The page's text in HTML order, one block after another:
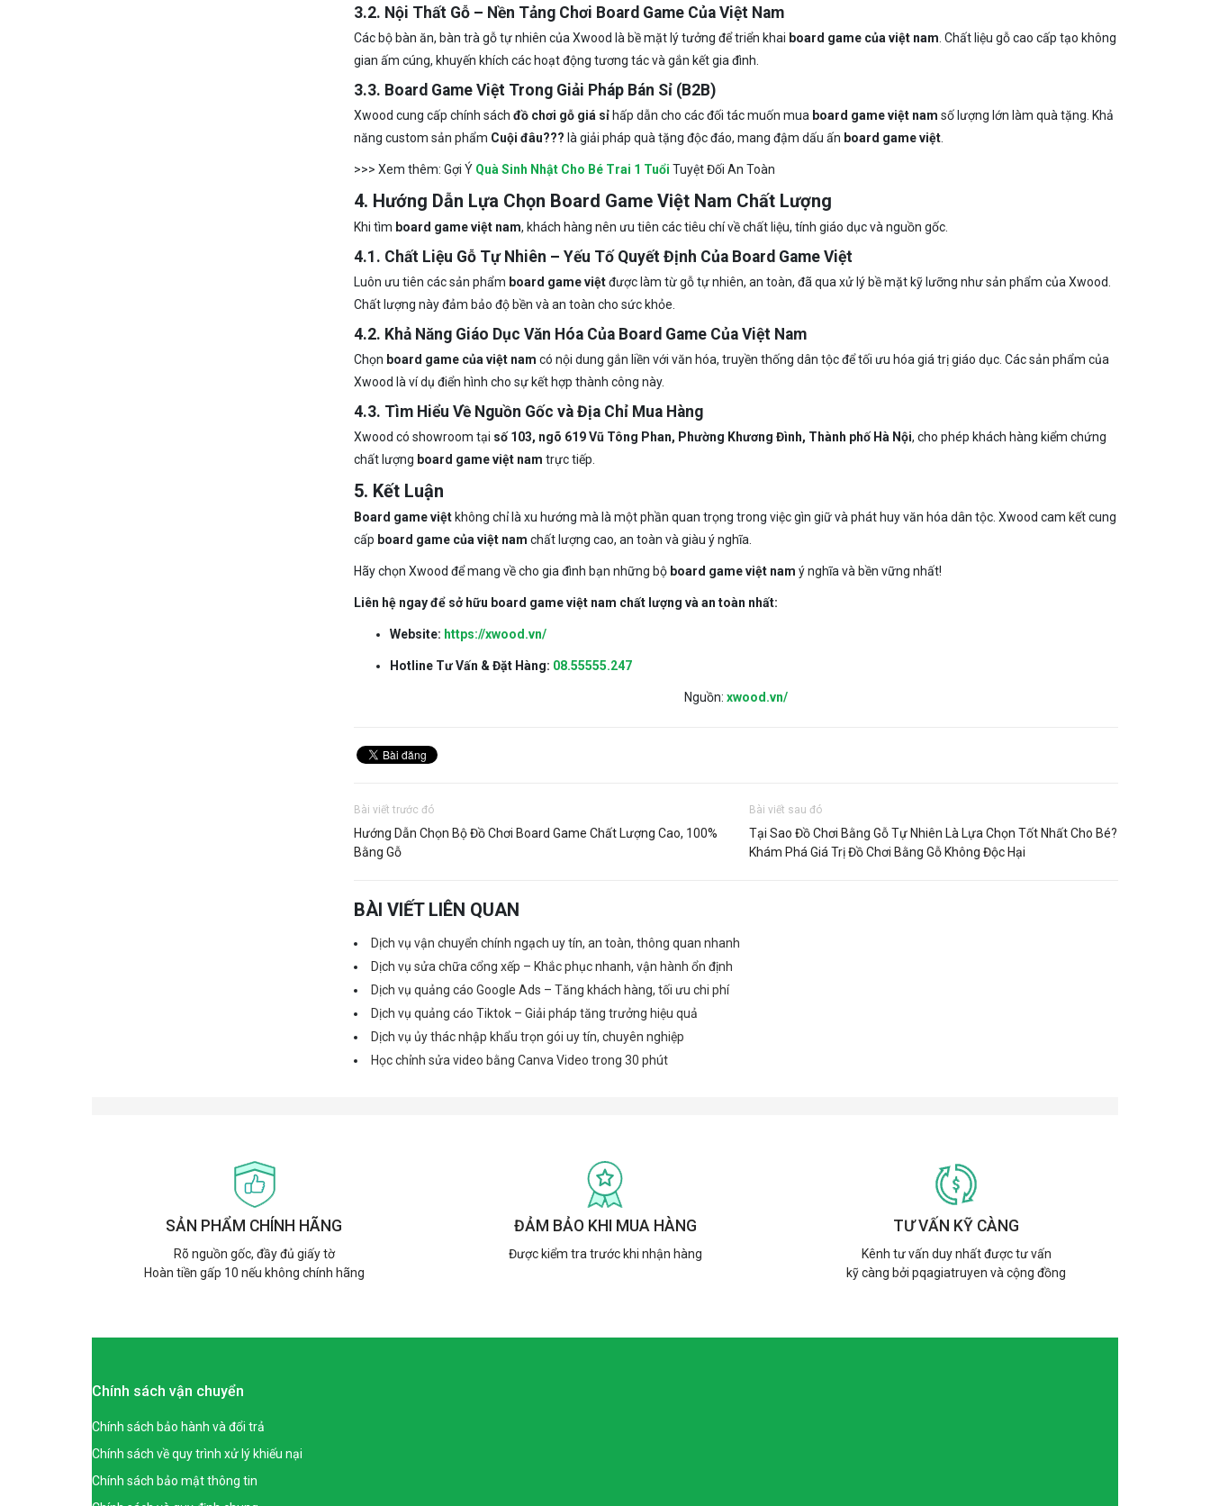
3.2. Nội Thất Gỗ – Nền Tảng Chơi Board Game Của Việt Nam
Các bộ bàn ăn, bàn trà gỗ tự nhiên của Xwood là bề mặt lý tưởng để triển khai board game của việt nam . Chất liệu gỗ cao cấp tạo không
gian ấm cúng, khuyến khích các hoạt động tương tác và gắn kết gia đình.
3.3. Board Game Việt Trong Giải Pháp Bán Sỉ (B2B)
Xwood cung cấp chính sách đồ chơi gỗ giá sỉhấp dẫn cho các đối tác muốn mua board game việt nam số lượng lớn làm quà tặng. Khả
năng custom sản phẩm Cuội đâu??? là giải pháp quà tặng độc đáo, mang đậm dấu ấn board game việt.
>>> Xem thêm: Gợi Ý Quà Sinh Nhật Cho Bé Trai 1 Tuổi Tuyệt Đối An Toàn
4. Hướng Dẫn Lựa Chọn Board Game Việt Nam Chất Lượng
Khi tìm board game việt nam, khách hàng nên ưu tiên các tiêu chí về chất liệu, tính giáo dục và nguồn gốc.
4.1. Chất Liệu Gỗ Tự Nhiên – Yếu Tố Quyết Định Của Board Game Việt
Luôn ưu tiên các sản phẩm board game việtđược làm từ gỗ tự nhiên, an toàn, đã qua xử lý bề mặt kỹ lưỡng như sản phẩm của Xwood.
Chất lượng này đảm bảo độ bền và an toàn cho sức khỏe.
4.2. Khả Năng Giáo Dục Văn Hóa Của Board Game Của Việt Nam
Chọn board game của việt nam có nội dung gắn liền với văn hóa, truyền thống dân tộc để tối ưu hóa giá trị giáo dục. Các sản phẩm của
Xwood là ví dụ điển hình cho sự kết hợp thành công này.
4.3. Tìm Hiểu Về Nguồn Gốc và Địa Chỉ Mua Hàng
Xwood có showroom tại số 103, ngõ 619 Vũ Tông Phan, Phường Khương Đình, Thành phố Hà Nội, cho phép khách hàng kiểm chứng
chất lượng board game việt nam trực tiếp.
5. Kết Luận
Board game việtkhông chỉ là xu hướng mà là một phần quan trọng trong việc gìn giữ và phát huy văn hóa dân tộc. Xwood cam kết cung
cấp board game của việt nam chất lượng cao, an toàn và giàu ý nghĩa.
Hãy chọn Xwood để mang về cho gia đình bạn những bộ board game việt nam ý nghĩa và bền vững nhất!
Liên hệ ngay để sở hữu board game việt nam chất lượng và an toàn nhất:
Website: https://xwood.vn/
Hotline Tư Vấn & Đặt Hàng: 08.55555.247
Nguồn: xwood.vn/
Bài viết trước đó
Hướng Dẫn Chọn Bộ Đồ Chơi Board Game Chất Lượng Cao, 100%
Bằng Gỗ
Bài viết sau đó
Tại Sao Đồ Chơi Bằng Gỗ Tự Nhiên Là Lựa Chọn Tốt Nhất Cho Bé?
Khám Phá Giá Trị Đồ Chơi Bằng Gỗ Không Độc Hại
BÀI VIẾT LIÊN QUAN
Dịch vụ vận chuyển chính ngạch uy tín, an toàn, thông quan nhanh
Dịch vụ sửa chữa cổng xếp – Khắc phục nhanh, vận hành ổn định
Dịch vụ quảng cáo Google Ads – Tăng khách hàng, tối ưu chi phí
Dịch vụ quảng cáo Tiktok – Giải pháp tăng trưởng hiệu quả
Dịch vụ ủy thác nhập khẩu trọn gói uy tín, chuyên nghiệp
Học chỉnh sửa video bằng Canva Video trong 30 phút
SẢN PHẨM CHÍNH HÃNG
Rõ nguồn gốc, đầy đủ giấy tờ
Hoàn tiền gấp 10 nếu không chính hãng
ĐẢM BẢO KHI MUA HÀNG
Được kiểm tra trước khi nhận hàng
TƯ VẤN KỸ CÀNG
Kênh tư vấn duy nhất được tư vấn
kỹ càng bởi pqagiatruyen và cộng đồng
Chính sách vận chuyển
Chính sách bảo hành và đổi trả
Chính sách về quy trình xử lý khiếu nại
Chính sách bảo mật thông tin